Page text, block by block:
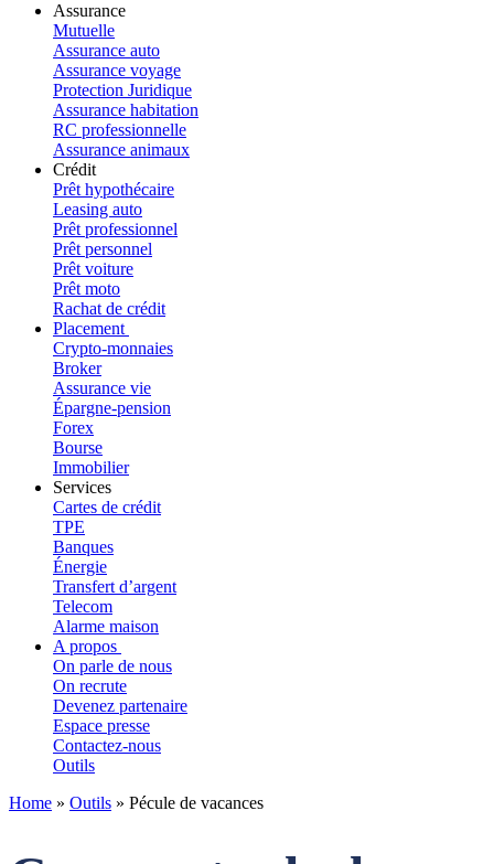
Assurance
Mutuelle
Assurance auto
Assurance voyage
Protection Juridique
Assurance habitation
RC professionnelle
Assurance animaux
Crédit
Prêt hypothécaire
Leasing auto
Prêt professionnel
Prêt personnel
Prêt voiture
Prêt moto
Rachat de crédit
Placement
Crypto-monnaies
Broker
Assurance vie
Épargne-pension
Forex
Bourse
Immobilier
Services
Cartes de crédit
TPE
Banques
Énergie
Transfert d’argent
Telecom
Alarme maison
A propos
On parle de nous
On recrute
Devenez partenaire
Espace presse
Contactez-nous
Outils
Home » Outils » Pécule de vacances